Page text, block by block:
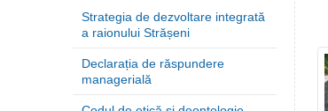
Strategia de dezvoltare integrată
a raionului Strășeni
Declarația de răspundere
managerială